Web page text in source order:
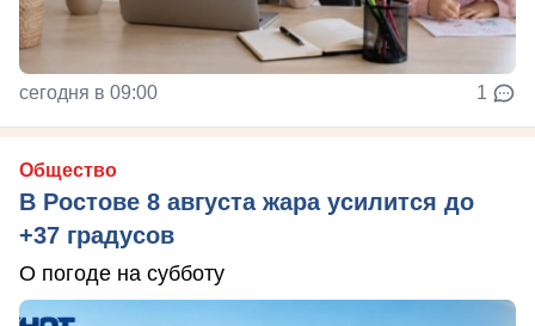
сегодня в 09:00 1
Общество
В Ростове 8 августа жара усилится до
+37 градусов
О погоде на субботу